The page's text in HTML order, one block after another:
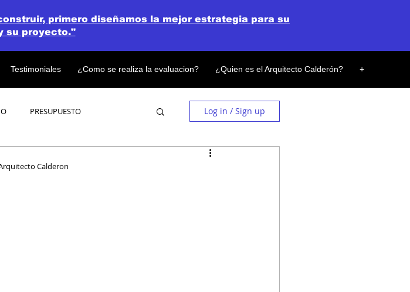
Testimoniales ¿Como se realiza la evaluacion? ¿Quien es el Arquitecto Calderón? +
primero diseñamos la mejor estrategia para su
su proyecto."
PRESUPUESTO Log in / Sign up
Calderon